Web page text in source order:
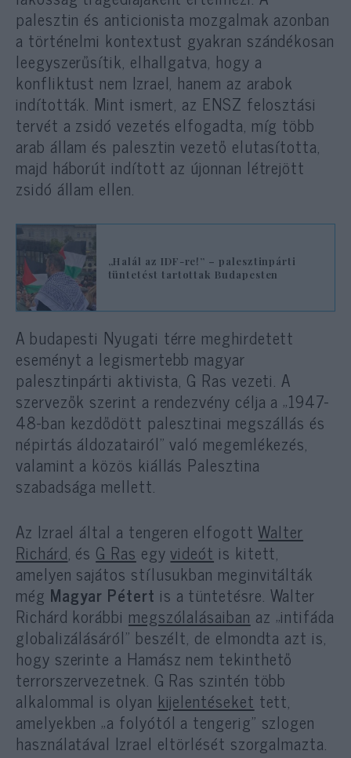
palesztin és anticionista mozgalmak azonban
a történelmi kontextust gyakran szándékosan
leegyszerűsítik, elhallgatva, hogy a
konfliktust nem Izrael, hanem az arabok
indították. Mint ismert, az ENSZ felosztási
tervét a zsidó vezetés elfogadta, míg több
arab állam és palesztin vezető elutasította,
majd háborút indított az újonnan létrejött
zsidó állam ellen.
„Halál az IDF-re!” – palesztinpárti
tüntetést tartottak Budapesten
A budapesti Nyugati térre meghirdetett
eseményt a legismertebb magyar
palesztinpárti aktivista, G Ras vezeti. A
szervezők szerint a rendezvény célja a „1947-
48-ban kezdődött palesztinai megszállás és
népirtás áldozatairól” való megemlékezés,
valamint a közös kiállás Palesztina
szabadsága mellett.
Az Izrael által a tengeren elfogottWalter
Richárd, és G Ras egyvideót is kitett,
amelyen sajátos stílusukban meginvitálták
még Magyar Pétert is a tüntetésre. Walter
Richárd korábbi megszólalásaiban az „intifáda
globalizálásáról” beszélt, de elmondta azt is,
hogy szerinte a Hamász nem tekinthető
terrorszervezetnek. G Ras szintén több
alkalommal is olyan kijelentéseket tett,
amelyekben „a folyótól a tengerig” szlogen
használatával Izrael eltörlését szorgalmazta.